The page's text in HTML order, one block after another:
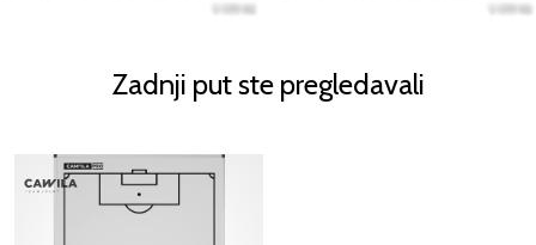
Zadnji put ste pregledavali